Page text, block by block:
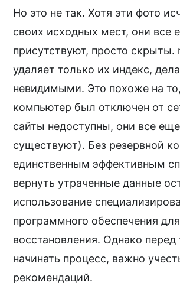
Но это не так. Хотя эти фото
своих исходных мест, они все
присутствуют, просто скрыты.
удаляет только их индекс,
невидимыми. Это похоже на
компьютер был отключен от
сайты недоступны, они все еще
существуют). Без резервной
единственным эффективным
вернуть утраченные данные
использование
программного обеспечения для
восстановления. Однако перед
начинать процесс, важно
рекомендаций.